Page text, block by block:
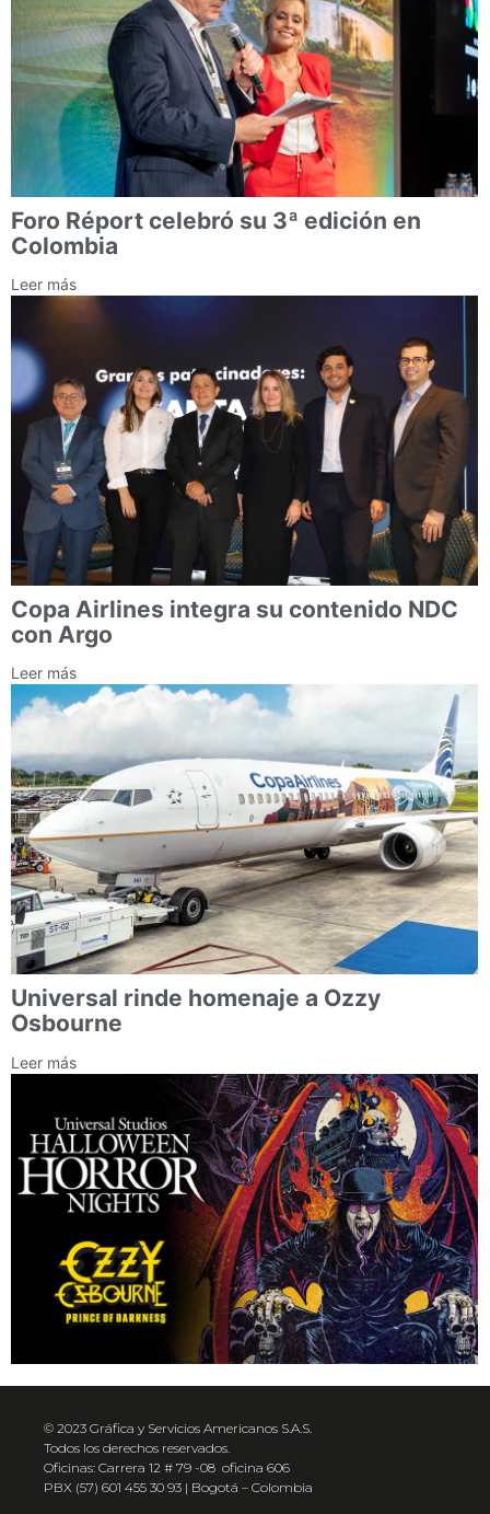
Foro Réport celebró su 3ª edición en
Colombia
Leer más
Copa Airlines integra su contenido NDC
con Argo
Leer más
Universal rinde homenaje a Ozzy
Osbourne
Leer más
© 2023 Gráfica y Servicios Americanos S.A.S.
Todos los derechos reservados.
Oficinas: Carrera 12 # 79 -08 oficina 606
PBX (57) 601 455 30 93 | Bogotá – Colombia